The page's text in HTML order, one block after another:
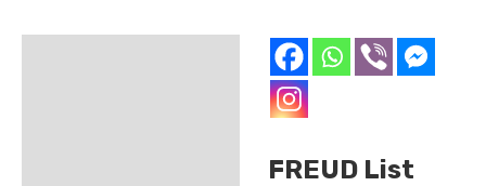
FREUD List